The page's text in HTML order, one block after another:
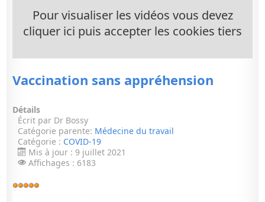
Pour visualiser les vidéos vous devez
cliquer ici puis accepter les cookies tiers
Vaccination sans appréhension
Détails
Écrit par Dr Bossy
Catégorie parente: Médecine du travail
Catégorie : COVID-19
Mis à jour : 9 juillet 2021
Affichages : 6183
Vote